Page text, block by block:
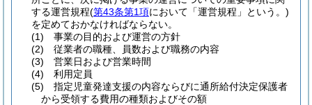
する運営規程(第43条第1項において「運営規程」という。)
を定めておかなければならない。
(1)
事業の目的および運営の方針
(2)
従業者の職種、員数および職務の内容
(3)
営業日および営業時間
(4)
利用定員
(5)
指定児童発達支援の内容ならびに通所給付決定保護者
から受領する費用の種類およびその額